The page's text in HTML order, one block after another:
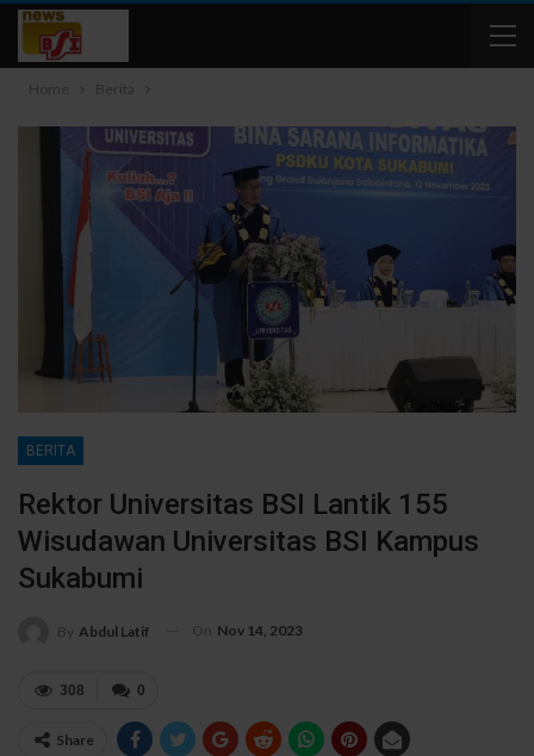
Home Berita
BERITA
Rektor Universitas BSI Lantik 155
Wisudawan Universitas BSI Kampus
Sukabumi
By Abdul Latif On Nov 14, 2023
0
308
Share